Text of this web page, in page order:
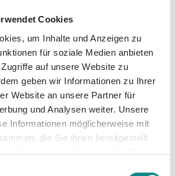
Cookies
um Inhalte und Anzeigen zu
für soziale Medien anbieten
auf unsere Website zu
geben wir Informationen zu Ihrer
Website an unsere Partner für
und Analysen weiter. Unsere
Informationen möglicherweise mit
die Sie ihnen bereitgestellt
Rahmen Ihrer Nutzung der Dienste
Sie dem Leser etwas
Beteiligung. Und damit
Leser zum Verbündeten
Lernen Sie, wie eine Figur in
Lesers entsteht und
glaubhaft wird. Kreutzer gibt
aber auch manche
aus der Praxis an die
sich nicht auf seine eigenen